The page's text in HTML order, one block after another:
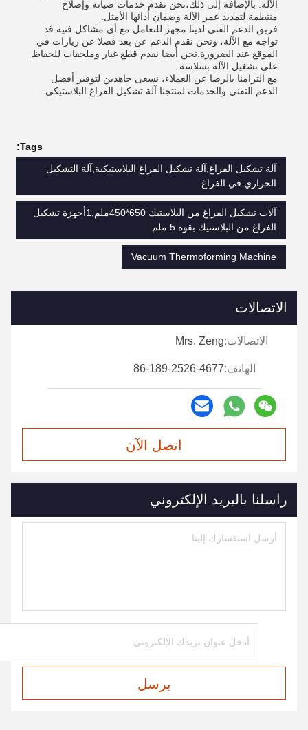
الآلة. بالإضافة إلى ذلك،نحن نقدم خدمات صيانة وإصلاح
منتظمة لتمديد عمر الآلة وضمان أدائها الأمثل.
فريق الدعم الفني لدينا مجهز للتعامل مع أي مشاكل فنية قد
تواجه مع الآلة، ونحن نقدم الدعم عن بعد فضلا عن زيارات في
الموقع عند الضرورة.نحن أيضا نقدم قطع غيار وملحقات للحفاظ
على تشغيل الآلة بسلاسة.
مع التزامنا بالرضا عن العملاء، نسعى جاهدين لتوفير أفضل
الدعم التقني والخدمات لمنتجنا آلة تشكيل الفراغ البلاستيكي.
Tags:
آلة تشكيل الفراغ,آلة تشكيل الفراغ البلاستيكية,آلة التشكيل
الحراري في الفراغ
آلات تشكيل الفراغ من البلاستيك 650*450ملم,1أجهزة تشكيل
الفراغ من البلاستيك بقوة 5 ملم
Vacuum Thermoforming Machine
الاتصالات
الاتصالات:Mrs. Zeng
الهاتف:86-189-2526-4677
اتصل الآن
راسلنا بالبريد الإلكتروني
يرسل